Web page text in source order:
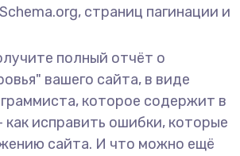
страниц пагинации и
полный отчёт о
вашего сайта, в виде
которое содержит в
как исправить ошибки, которые
сайта. И что можно ещё